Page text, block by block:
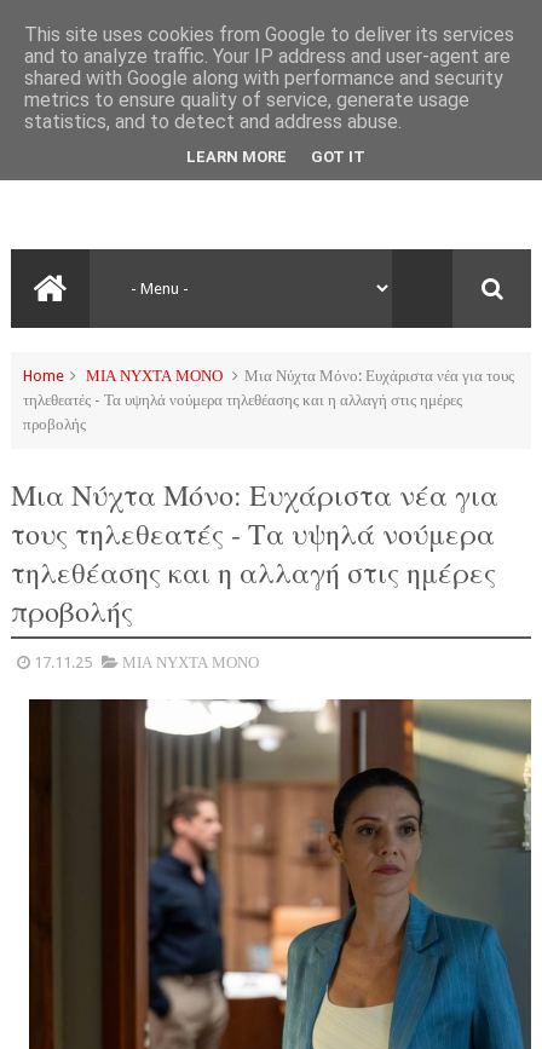
Home ΜΙΑ ΝΥΧΤΑ ΜΟΝΟ
Μια Νύχτα Μόνο: Ευχάριστα νέα για τους
τηλεθεατές - Τα υψηλά νούμερα τηλεθέασης και η αλλαγή στις ημέρες
προβολής
Μια Νύχτα Μόνο: Ευχάριστα νέα για
τους τηλεθεατές - Τα υψηλά νούμερα
τηλεθέασης και η αλλαγή στις ημέρες
προβολής
17.11.25 ΜΙΑ ΝΥΧΤΑ ΜΟΝΟ
This site uses cookies from Google to deliver its services
and to analyze traffic. Your IP address and user-agent are
shared with Google along with performance and security
metrics to ensure quality of service, generate usage
statistics, and to detect and address abuse.
LEARN MORE GOT IT